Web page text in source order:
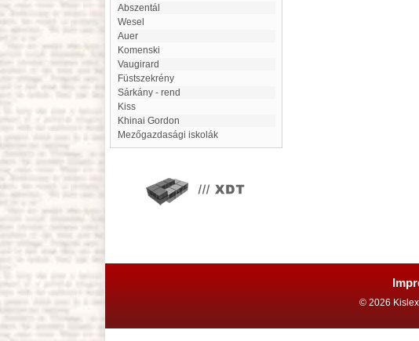
abszentál
Wesel
Auer
Komenski
Vaugirard
Füstszekrény
Sárkány - rend
Kiss
Khinai Gordon
Mezőgazdasági iskolák
© 2026